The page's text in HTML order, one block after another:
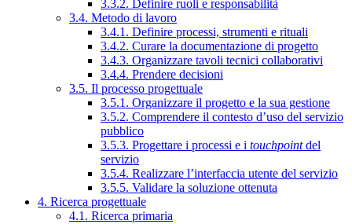
3.3.2. Definire ruoli e responsabilità
3.4. Metodo di lavoro
3.4.1. Definire processi, strumenti e rituali
3.4.2. Curare la documentazione di progetto
3.4.3. Organizzare tavoli tecnici collaborativi
3.4.4. Prendere decisioni
3.5. Il processo progettuale
3.5.1. Organizzare il progetto e la sua gestione
3.5.2. Comprendere il contesto d’uso del servizio
pubblico
3.5.3. Progettare i processi e i touchpointdel
servizio
3.5.4. Realizzare l’interfaccia utente del servizio
3.5.5. Validare la soluzione ottenuta
4. Ricerca progettuale
4.1. Ricerca primaria